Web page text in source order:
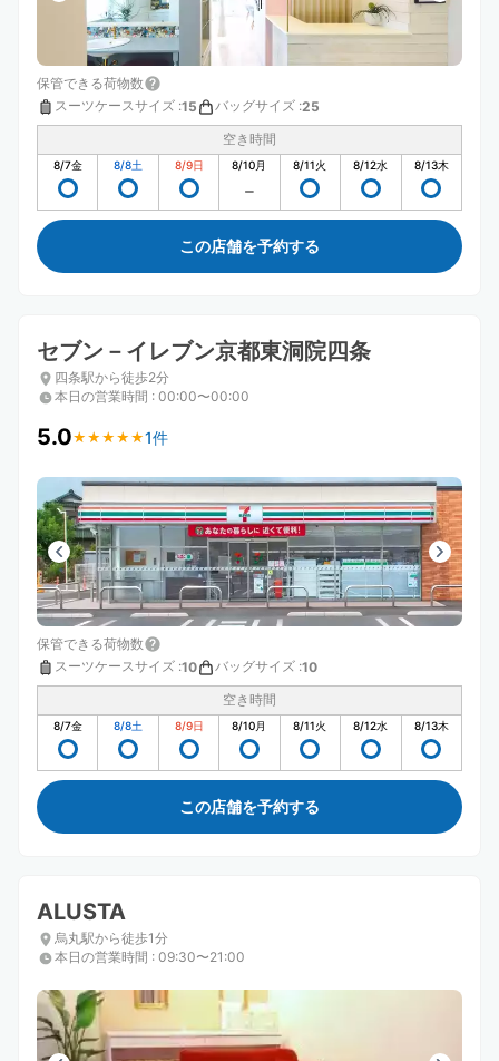
保管できる荷物数
スーツケースサイズ :15 バッグサイズ :25
空き時間
8/7金 8/8土 8/9日 8/10月 8/11火 8/12水 8/13木
この店舗を予約する
セブン－イレブン京都東洞院四条
四条駅から徒歩2分
本日の営業時間 : 00:00〜00:00
5.0★ ★ ★ ★ ★
★ ★ ★ ★ ★1件
保管できる荷物数
スーツケースサイズ :10 バッグサイズ :10
空き時間
8/7金 8/8土 8/9日 8/10月 8/11火 8/12水 8/13木
この店舗を予約する
ALUSTA
烏丸駅から徒歩1分
本日の営業時間 : 09:30〜21:00